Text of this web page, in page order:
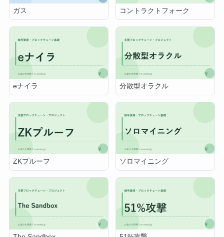
ガス コントラクトフォーク
eナイラ 分散型オラクル
ZKプルーフ ソロマイニング